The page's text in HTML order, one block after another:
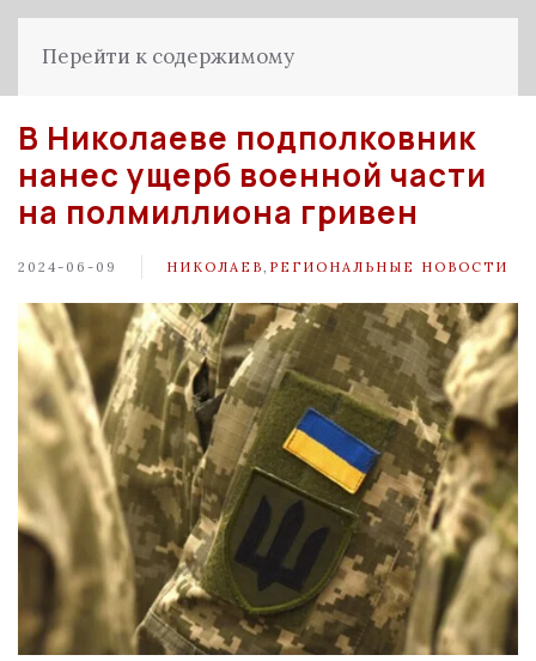
Перейти к содержимому
В Николаеве подполковник
нанес ущерб военной части
на полмиллиона гривен
2024-06-09 НИКОЛАЕВ РЕГИОНАЛЬНЫЕ НОВОСТИ